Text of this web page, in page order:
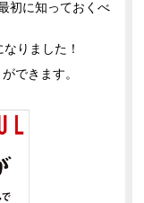
初に知っておくべ
りました！
できます。